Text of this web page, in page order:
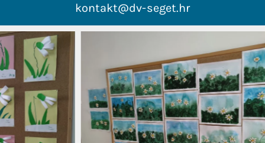
kontakt@dv-seget.hr